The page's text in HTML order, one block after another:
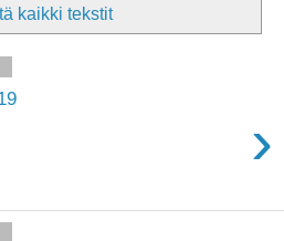
kaikki tekstit
›